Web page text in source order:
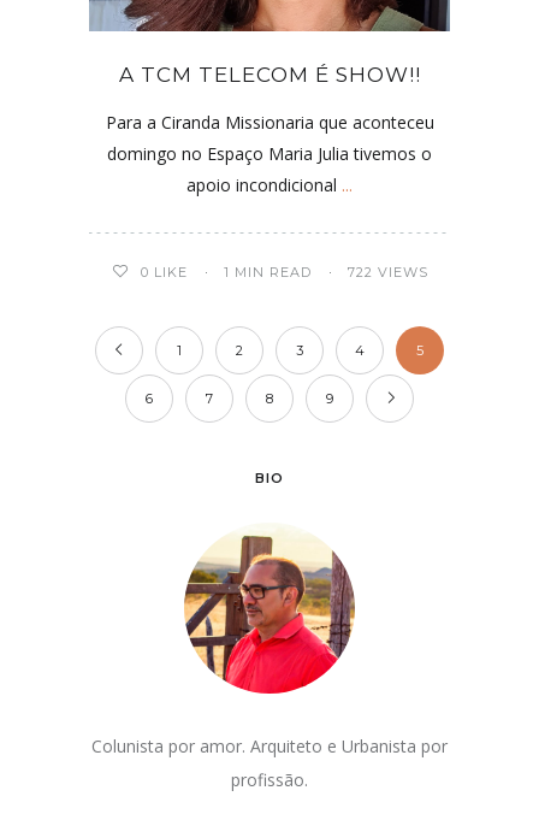
A TCM TELECOM É SHOW!!
Para a Ciranda Missionaria que aconteceu
domingo no Espaço Maria Julia tivemos o
apoio incondicional ...
0 LIKE 1 MIN READ 722 VIEWS
1 2 3 4 5
6 7 8 9
BIO
Colunista por amor. Arquiteto e Urbanista por
profissão.